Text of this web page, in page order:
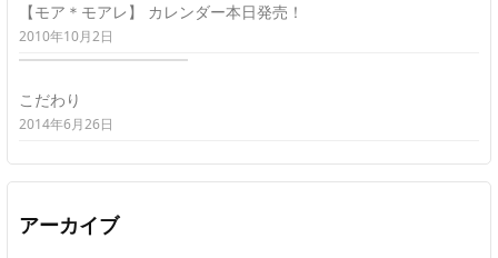
【モア＊モアレ】 カレンダー本日発売！
2010年10月2日
こだわり
2014年6月26日
アーカイブ